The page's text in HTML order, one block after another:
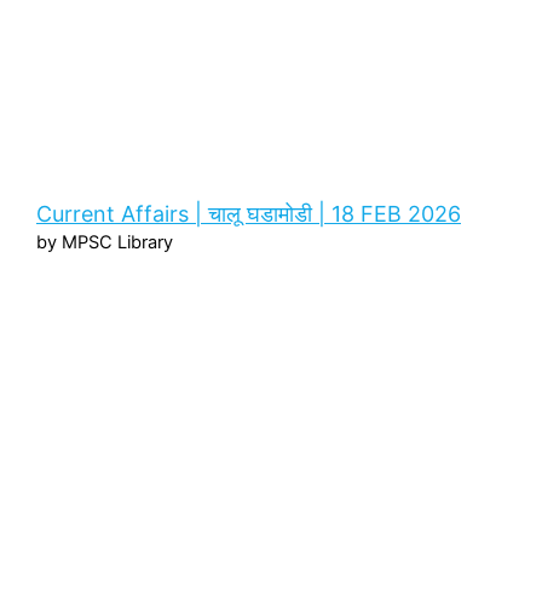
Current Affairs | चालू घडामोडी | 18 FEB 2026
by MPSC Library